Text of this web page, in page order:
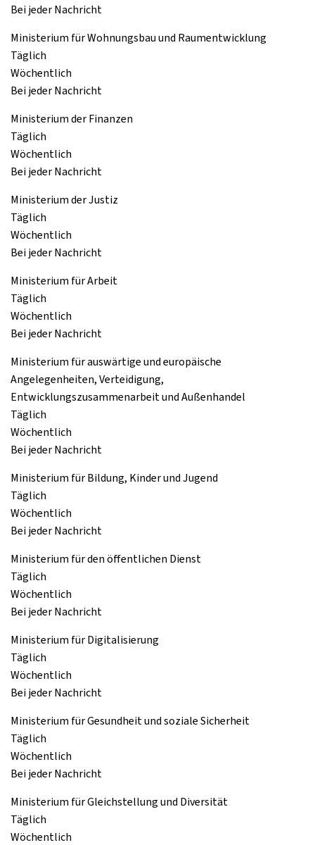
Bei jeder Nachricht
Ministerium für Wohnungsbau und Raumentwicklung
Täglich
Wöchentlich
Bei jeder Nachricht
Ministerium der Finanzen
Täglich
Wöchentlich
Bei jeder Nachricht
Ministerium der Justiz
Täglich
Wöchentlich
Bei jeder Nachricht
Ministerium für Arbeit
Täglich
Wöchentlich
Bei jeder Nachricht
Ministerium für auswärtige und europäische
Angelegenheiten, Verteidigung,
Entwicklungszusammenarbeit und Außenhandel
Täglich
Wöchentlich
Bei jeder Nachricht
Ministerium für Bildung, Kinder und Jugend
Täglich
Wöchentlich
Bei jeder Nachricht
Ministerium für den öffentlichen Dienst
Täglich
Wöchentlich
Bei jeder Nachricht
Ministerium für Digitalisierung
Täglich
Wöchentlich
Bei jeder Nachricht
Ministerium für Gesundheit und soziale Sicherheit
Täglich
Wöchentlich
Bei jeder Nachricht
Ministerium für Gleichstellung und Diversität
Täglich
Wöchentlich